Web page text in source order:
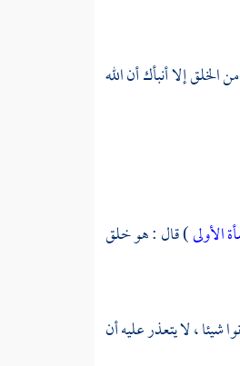
إلا أنبأك أن الله
الأولى) قال : هو خلق
شيئا ، لا يتعذر عليه أن